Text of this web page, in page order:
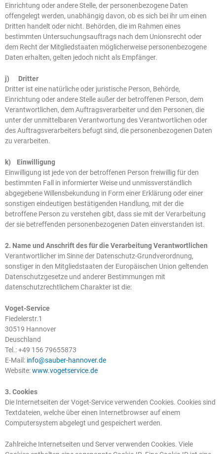
Einrichtung oder andere Stelle, der personenbezogene Daten
offengelegt werden, unabhängig davon, ob es sich bei ihr um einen
Dritten handelt oder nicht. Behörden, die im Rahmen eines
bestimmten Untersuchungsauftrags nach dem Unionsrecht oder
dem Recht der Mitgliedstaaten möglicherweise personenbezogene
Daten erhalten, gelten jedoch nicht als Empfänger.
j) Dritter
Dritter ist eine natürliche oder juristische Person, Behörde,
Einrichtung oder andere Stelle außer der betroffenen Person, dem
Verantwortlichen, dem Auftragsverarbeiter und den Personen, die
unter der unmittelbaren Verantwortung des Verantwortlichen oder
des Auftragsverarbeiters befugt sind, die personenbezogenen Daten
zu verarbeiten.
k) Einwilligung
Einwilligung ist jede von der betroffenen Person freiwillig für den
bestimmten Fall in informierter Weise und unmissverständlich
abgegebene Willensbekundung in Form einer Erklärung oder einer
sonstigen eindeutigen bestätigenden Handlung, mit der die
betroffene Person zu verstehen gibt, dass sie mit der Verarbeitung
der sie betreffenden personenbezogenen Daten einverstanden ist.
2. Name und Anschrift des für die Verarbeitung Verantwortlichen
Verantwortlicher im Sinne der Datenschutz-Grundverordnung,
sonstiger in den Mitgliedstaaten der Europäischen Union geltenden
Datenschutzgesetze und anderer Bestimmungen mit
datenschutzrechtlichem Charakter ist die:
Voget-Service
Fiedelerstr.1
30519 Hannover
Deuschland
Tel.: +49 156 79655873
E-Mail: info@sauber-hannover.de
Website:www.vogetservice.de
3. Cookies
Die Internetseiten der Voget-Service verwenden Cookies. Cookies sind
Textdateien, welche über einen Internetbrowser auf einem
Computersystem abgelegt und gespeichert werden.
Zahlreiche Internetseiten und Server verwenden Cookies. Viele